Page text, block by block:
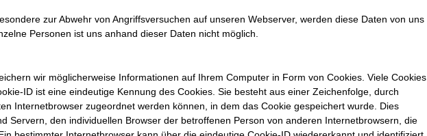
zur Abwehr von Angriffsversuchen auf unseren Webserver, werden diese Daten von uns
Personen ist uns anhand dieser Daten nicht möglich.
wir möglicherweise Informationen auf Ihrem Computer in Form von Cookies. Viele Cookies
ID ist eine eindeutige Kennung des Cookies. Sie besteht aus einer Zeichenfolge, durch
Internetbrowser zugeordnet werden können, in dem das Cookie gespeichert wurde. Dies
Servern, den individuellen Browser der betroffenen Person von anderen Internetbrowsern, die